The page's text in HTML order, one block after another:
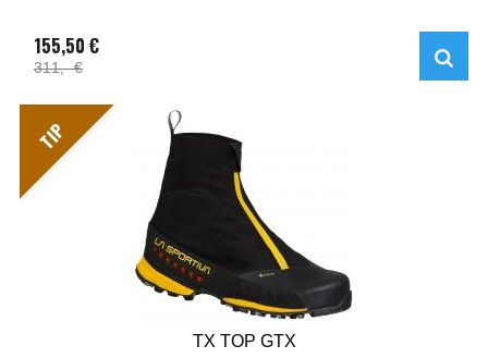
155,50 €
311,- €
TIP
TX TOP GTX